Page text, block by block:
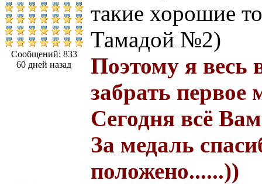
Сообщений: 833
60 дней назад
такие хорошие
Тамадой №2)
Поэтому я весь
забрать первое
Сегодня всё
За медаль
положено......))